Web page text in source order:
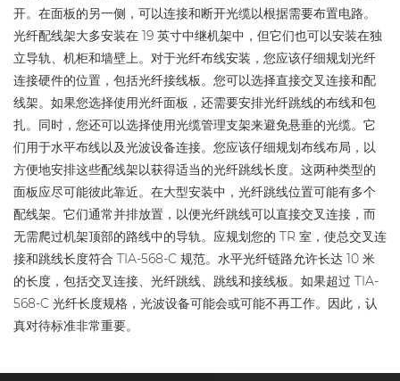
开。在面板的另一侧，可以连接和断开光缆以根据需要布置电路。
光纤配线架大多安装在 19 英寸中继机架中，但它们也可以安装在独
立导轨、机柜和墙壁上。对于光纤布线安装，您应该仔细规划光纤
连接硬件的位置，包括光纤接线板。您可以选择直接交叉连接和配
线架。如果您选择使用光纤面板，还需要安排光纤跳线的布线和包
扎。同时，您还可以选择使用光缆管理支架来避免悬垂的光缆。它
们用于水平布线以及光波设备连接。您应该仔细规划布线布局，以
方便地安排这些配线架以获得适当的光纤跳线长度。这两种类型的
面板应尽可能彼此靠近。在大型安装中，光纤跳线位置可能有多个
配线架。它们通常并排放置，以便光纤跳线可以直接交叉连接，而
无需爬过机架顶部的路线中的导轨。应规划您的 TR 室，使总交叉连
接和跳线长度符合 TIA-568-C 规范。水平光纤链路允许长达 10 米
的长度，包括交叉连接、光纤跳线、跳线和接线板。如果超过 TIA-
568-C 光纤长度规格，光波设备可能会或可能不再工作。因此，认
真对待标准非常重要。